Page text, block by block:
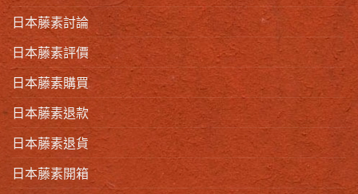
日本藤素討論
日本藤素評價
日本藤素購買
日本藤素退款
日本藤素退貨
日本藤素開箱